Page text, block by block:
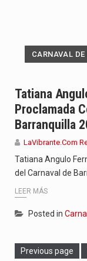
CARNAVAL
Tatiana
Proclamada
Barranquilla
LaVibrante.Com
Tatiana Angulo
del Carnaval de
LEER MÁS
Posted in
Previous page